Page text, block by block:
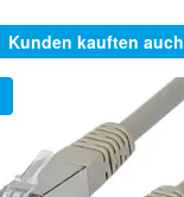
Kunden kauften auch